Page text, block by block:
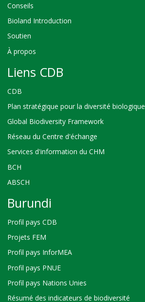
Conseils
Bioland Introduction
Soutien
À propos
Liens CDB
CDB
Plan stratégique pour la diversité biologique
Global Biodiversity Framework
Réseau du Centre d'échange
Services d'information du CHM
BCH
ABSCH
Burundi
Profil pays CDB
Projets FEM
Profil pays InforMEA
Profil pays PNUE
Profil pays Nations Unies
Résumé des indicateurs de biodiversité